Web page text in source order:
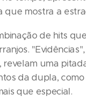
que mostra a
de hits
uma
da dupla,
que especial.